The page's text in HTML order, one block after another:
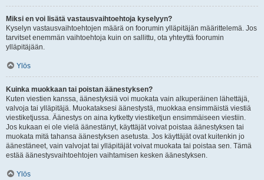
Miksi en voi lisätä vastausvaihtoehtoja kyselyyn?
Kyselyn vastausvaihtoehtojen määrä on foorumin ylläpitäjän määrittelemä. Jos
tarvitset enemmän vaihtoehtoja kuin on sallittu, ota yhteyttä foorumin
ylläpitäjään.
Ylös
Kuinka muokkaan tai poistan äänestyksen?
Kuten viestien kanssa, äänestyksiä voi muokata vain alkuperäinen lähettäjä,
valvoja tai ylläpitäjä. Muokataksesi äänestystä, muokkaa ensimmäistä viestiä
viestiketjussa. Äänestys on aina kytketty viestiketjun ensimmäiseen viestiin.
Jos kukaan ei ole vielä äänestänyt, käyttäjät voivat poistaa äänestyksen tai
muokata mitä tahansa äänestyksen asetusta. Jos käyttäjät ovat kuitenkin jo
äänestäneet, vain valvojat tai ylläpitäjät voivat muokata tai poistaa sen. Tämä
estää äänestysvaihtoehtojen vaihtamisen kesken äänestyksen.
Ylös